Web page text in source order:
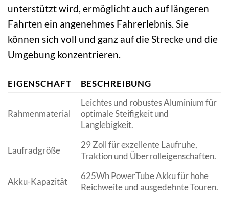
unterstützt wird, ermöglicht auch auf längeren
Fahrten ein angenehmes Fahrerlebnis. Sie
können sich voll und ganz auf die Strecke und die
Umgebung konzentrieren.
EIGENSCHAFT BESCHREIBUNG
Rahmenmaterial
Leichtes und robustes Aluminium für
optimale Steifigkeit und
Langlebigkeit.
Laufradgröße
29 Zoll für exzellente Laufruhe,
Traktion und Überrolleigenschaften.
Akku-Kapazität
625Wh PowerTube Akku für hohe
Reichweite und ausgedehnte Touren.